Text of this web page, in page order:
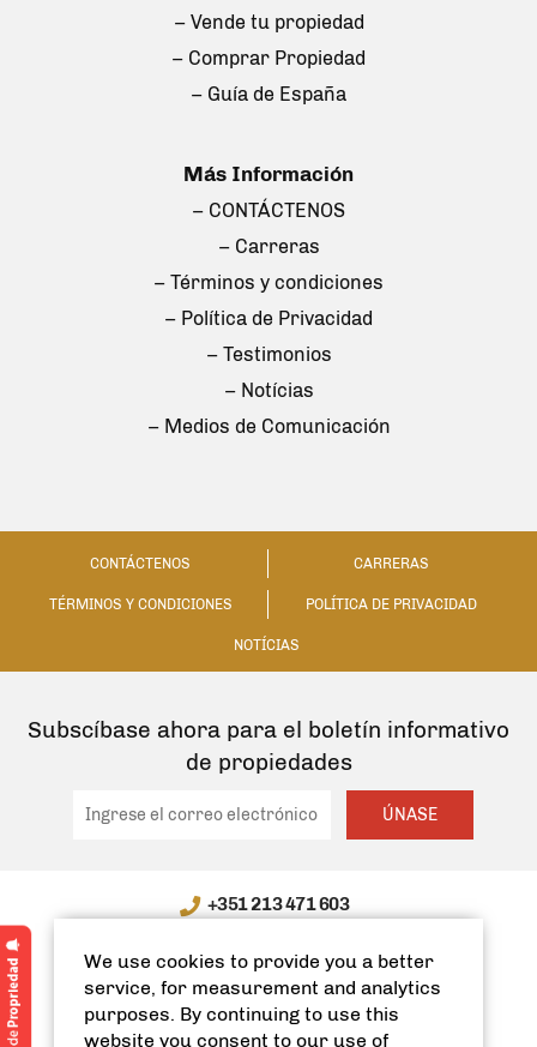
– Vende tu propiedad
– Comprar Propiedad
– Guía de España
Más Información
– CONTÁCTENOS
– Carreras
– Términos y condiciones
– Política de Privacidad
– Testimonios
– Notícias
– Medios de Comunicación
CONTÁCTENOS CARRERAS
TÉRMINOS Y CONDICIONES POLÍTICA DE PRIVACIDAD
NOTÍCIAS
Subscíbase ahora para el boletín informativo
de propiedades
ÚNASE
+351 213 471 603
info@spanishhomes.com
We use cookies to provide you a better
service, for measurement and analytics
purposes. By continuing to use this
website you consent to our use of